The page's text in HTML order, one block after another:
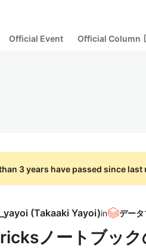
Official Event Official Column
3 years have passed since last
(Takaaki Yayoi)in
ノートブッ